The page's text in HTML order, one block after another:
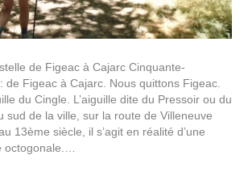
de Figeac à Cajarc Cinquante-
de Figeac à Cajarc. Nous quittons Figeac.
du Cingle. L’aiguille dite du Pressoir ou du
sud de la ville, sur la route de Villeneuve
13ème siècle, il s’agit en réalité d’une
octogonale.…